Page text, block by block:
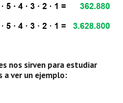
nos sirven para estudiar
a ver un ejemplo: